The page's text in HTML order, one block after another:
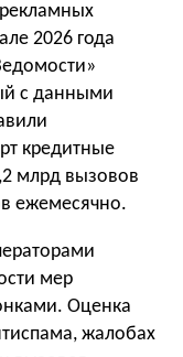
2026 года
с данными
кредитные
млрд вызовов
ежемесячно.
мер
Оценка
жалобах